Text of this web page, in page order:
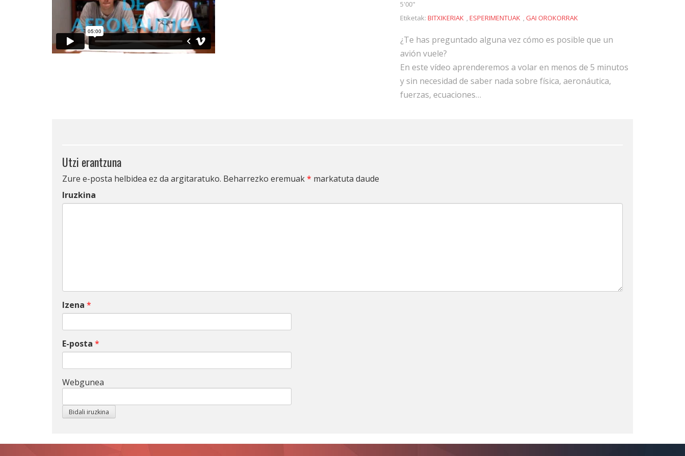
5'00"
Etiketak: BITXIKERIAK ,ESPERIMENTUAK , GAI OROKORRAK
¿Te has preguntado alguna vez cómo es posible que un
avión vuele?
En este vídeo aprenderemos a volar en menos de 5 minutos
y sin necesidad de saber nada sobre física, aeronáutica,
fuerzas, ecuaciones…
Utzi erantzuna
Zure e-posta helbidea ez da argitaratuko. Beharrezko eremuak* markatuta daude
Iruzkina
Izena *
E-posta *
Webgunea